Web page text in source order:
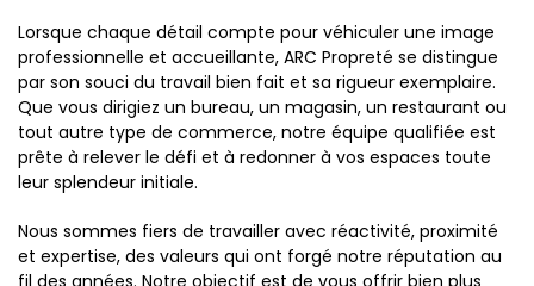
Lorsque chaque détail compte pour véhiculer une image
professionnelle et accueillante, ARC Propreté se distingue
par son souci du travail bien fait et sa rigueur exemplaire.
Que vous dirigiez un bureau, un magasin, un restaurant ou
tout autre type de commerce, notre équipe qualifiée est
prête à relever le défi et à redonner à vos espaces toute
leur splendeur initiale.
Nous sommes fiers de travailler avec réactivité, proximité
et expertise, des valeurs qui ont forgé notre réputation au
fil des années. Notre objectif est de vous offrir bien plus